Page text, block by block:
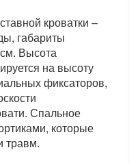
кроватки –
габариты
Высота
на высоту
фиксаторов,
Спальное
которые
травм.